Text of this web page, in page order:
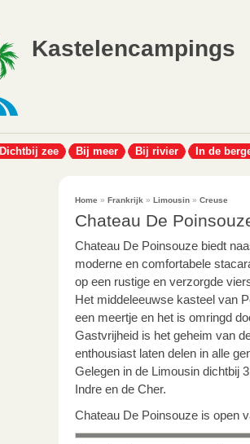
Kastelencampings
Dichtbij zee Bij meer Bij rivier In de
Home » Frankrijk » Limousin» Creuse
Chateau De
Chateau De Poinsouze biedt
moderne en comfortabele
op een rustige en verzorgde
Het middeleeuwse kasteel van
een meertje en het is omringd
Gastvrijheid is het geheim van
enthousiast laten delen in alle
Gelegen in de Limousin dichtbij
Indre en de Cher.
Chateau De Poinsouze is open